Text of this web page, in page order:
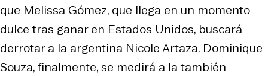
que Melissa Gómez, que llega en un momento
dulce tras ganar en Estados Unidos, buscará
derrotar a la argentina Nicole Artaza. Dominique
Souza, finalmente, se medirá a la también